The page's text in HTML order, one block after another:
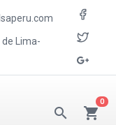
de Lima-
search shopping_cart
0